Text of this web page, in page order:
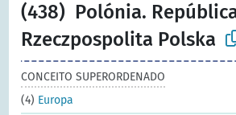
(438) Polónia.
Rzeczpospolita Polska
CONCEITO SUPERORDENADO
(4) Europa